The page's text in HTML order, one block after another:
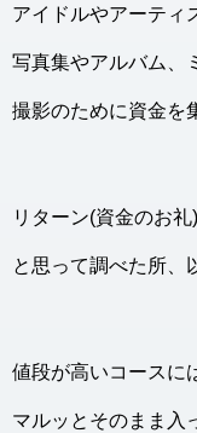
アイドルやアーティ
写真集やアルバム、
撮影のために資金を
リターン(資金のお
と思って調べた所、
値段が高いコースに
マルッとそのまま入